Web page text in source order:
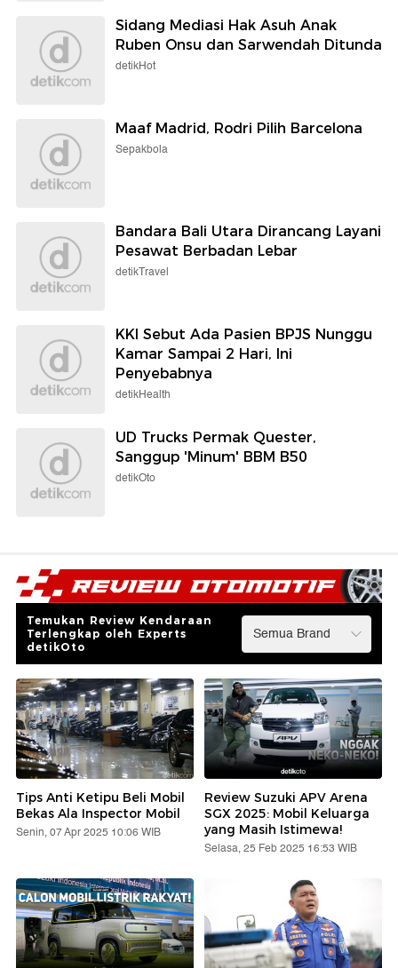
Sidang Mediasi Hak Asuh Anak
Ruben Onsu dan Sarwendah Ditunda
detikHot
Maaf Madrid, Rodri Pilih Barcelona
Sepakbola
Bandara Bali Utara Dirancang Layani
Pesawat Berbadan Lebar
detikTravel
KKI Sebut Ada Pasien BPJS Nunggu
Kamar Sampai 2 Hari, Ini
Penyebabnya
detikHealth
UD Trucks Permak Quester,
Sanggup 'Minum' BBM B50
detikOto
Temukan Review Kendaraan
Terlengkap oleh Experts
detikOto
Tips Anti Ketipu Beli Mobil
Bekas Ala Inspector Mobil
Senin, 07 Apr 2025 10:06 WIB
Review Suzuki APV Arena
SGX 2025: Mobil Keluarga
yang Masih Istimewa!
Selasa, 25 Feb 2025 16:53 WIB